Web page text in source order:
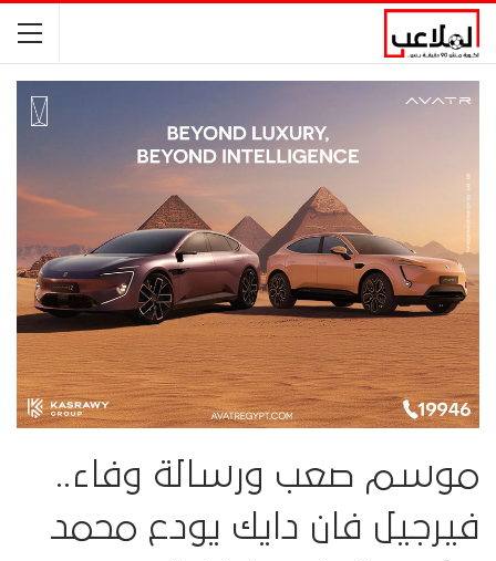
موسم صعب ورسالة وفاء..
فيرجيل فان دايك يودع محمد